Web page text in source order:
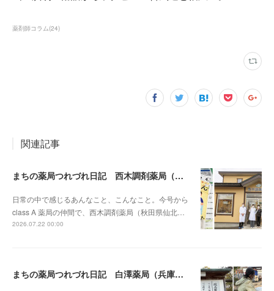
薬剤師コラム(24)
関連記事
まちの薬局つれづれ日記 西木調剤薬局（秋田県）vol.1
日常の中で感じるあんなこと、こんなこと。今号から
class A 薬局の仲間で、西木調剤薬局（秋田県仙北…
2026.07.22 00:00
まちの薬局つれづれ日記 白澤薬局（兵庫県）vol.12